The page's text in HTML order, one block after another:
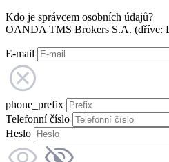
Kdo je správcem osobních údajů?
OANDA TMS Brokers S.A. (dříve:
E-mail
phone_prefix
Telefonní číslo
Heslo